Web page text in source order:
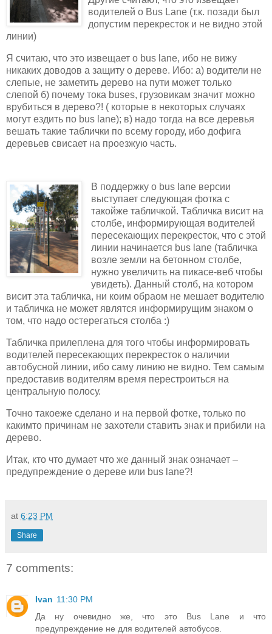
водителей о Bus Lane (т.к. позади был
допустим перекресток и не видно этой
линии)
Я считаю, что это извещает о bus lane, ибо не вижу
никаких доводов а защиту о дереве. Ибо: а) водители не
слепые, не заметить дерево на пути может только
слепой б) почему тока buses, грузовикам значит можно
врубиться в дерево?! ( которые в некоторых случаях
могут ездить по bus lane); в) надо тогда на все деревья
вешать такие таблички по всему городу, ибо дофига
деревьев свисает на проезжую часть.
В поддержку о bus lane версии
выступает следующая фотка с
такойже табличкой. Табличка висит на
столбе, информирующая водителей
пересекающих перекресток, что с этой
линии начинается bus lane (табличка
возле земли на бетонном столбе,
нужно увеличить на пикасе-веб чтобы
увидеть). Данный столб, на котором
висит эта табличка, ни коим обраом не мешает водителю
и табличка не может являтся информирущим знаком о
том, что надо остерегаться столба :)
Табличка прилеплена для того чтобы информировать
водителей пересекающих перекресток о наличии
автобусной линии, ибо саму линию не видно. Тем самым
предоставив водителям время перестроиться на
центральную полосу.
Точно такоеже сделано и на первой фотке, только по
какимто причинам не захотели ставить знак и прибили на
дерево.
Итак, кто что думает что же данный знак означает –
предупреждение о дереве или bus lane?!
at 6:23 PM
Share
7 comments:
Ivan 11:30 PM
Да ну очевидно же, что это Bus Lane и что
предупреждение не для водителей автобусов.